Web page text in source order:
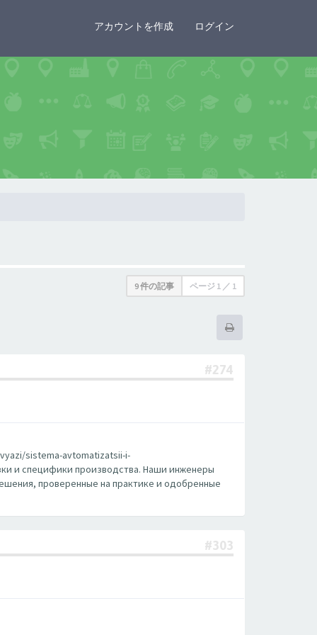
アカウントを作成 ログイン
9 件の記事 ページ 1 ／ 1
#274
sistema-avtomatizatsii-i-
и специфики производства. Наши инженеры
проверенные на практике и одобренные
#303